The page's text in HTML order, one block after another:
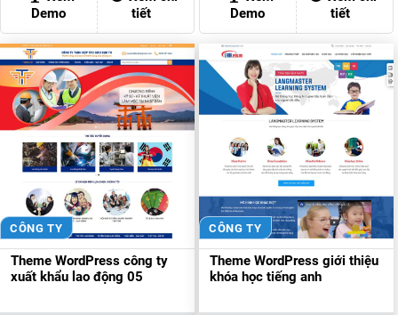
200,000 ₫.
Demo
tiết
Demo
tiết
CÔNG TY
Theme WordPress công ty
xuất khẩu lao động 05
CÔNG TY
Theme WordPress giới thiệu
khóa học tiếng anh